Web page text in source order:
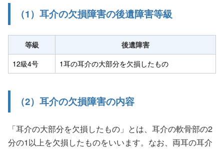
（1）耳介の欠損障害の後遺障害等級
等級
後遺障害
12級4号
1耳の耳介の大部分を欠損したもの
（2）耳介の欠損障害の内容
「耳介の大部分を欠損したもの」とは、耳介の軟骨部の2
分の1以上を欠損したものをいいます。なお、両耳の耳介